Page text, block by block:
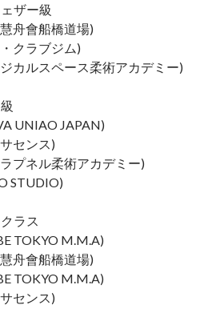
ザー級
舟會船橋道場)
クラブジム)
ルスペース柔術アカデミー)
UNIAO JAPAN)
センス)
ネル柔術アカデミー)
STUDIO)
ラス
TOKYO M.M.A)
舟會船橋道場)
TOKYO M.M.A)
センス)